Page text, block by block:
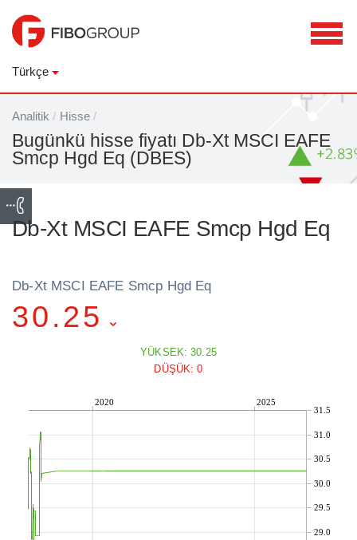
Türkçe
Analitik / Hisse /
Bugünkü hisse fiyatı Db-Xt MSCI EAFE
Smcp Hgd Eq (DBES)
Db-Xt MSCI EAFE Smcp Hgd Eq
Db-Xt MSCI EAFE Smcp Hgd Eq
30.25
YÜKSEK: 30.25
DÜŞÜK: 0
2020 2025
29.0
29.5
30.0
30.5
31.0
31.5